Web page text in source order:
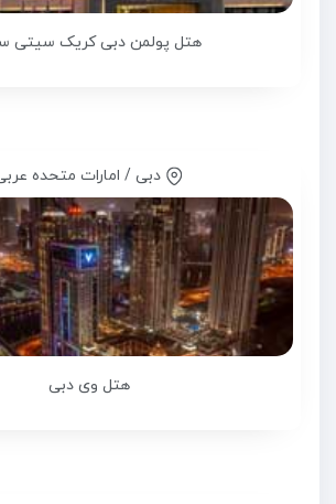
هتل پولمن دبی کریک سیتی
دبی / امارات متحده
هتل وی دبی